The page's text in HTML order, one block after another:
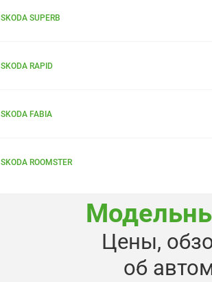
SKODA SUPERB
SKODA RAPID
SKODA FABIA
SKODA ROOMSTER
Цены,
об